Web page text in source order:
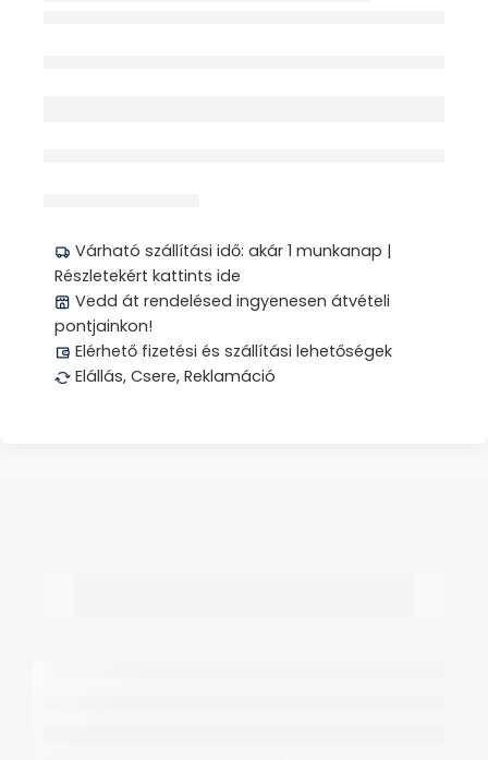
Várható szállítási idő: akár 1 munkanap |
Részletekért kattints ide
Vedd át rendelésed ingyenesen átvételi
pontjainkon!
Elérhető fizetési és szállítási lehetőségek
Elállás, Csere, Reklamáció